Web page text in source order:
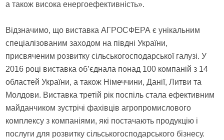
а також висока енергоефективність».
Відзначимо, що виставка АГРОСФЕРА є унікальним
спеціалізованим заходом на півдні України,
присвяченим розвитку сільськогосподарської галузі. У
2016 році виставка об’єднала понад 100 компаній з 14
областей України, а також Німеччини, Данії, Литви та
Молдови. Виставка третій рік поспіль стала ефективним
майданчиком зустрічі фахівців агропромислового
комплексу з компаніями, які постачають продукцію і
послуги для розвитку сільськогосподарського бізнесу.